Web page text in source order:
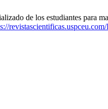
de los estudiantes para